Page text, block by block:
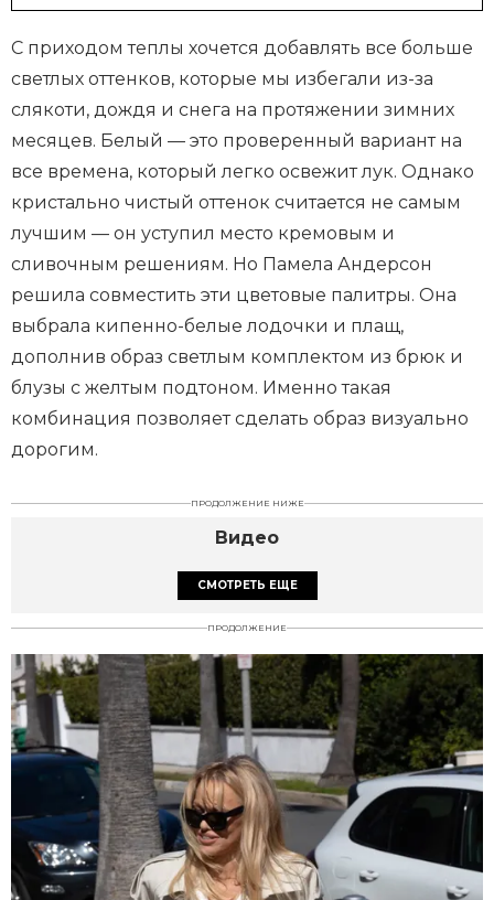
С приходом теплы хочется добавлять все больше
светлых оттенков, которые мы избегали из-за
слякоти, дождя и снега на протяжении зимних
месяцев. Белый — это проверенный вариант на
все времена, который легко освежит лук. Однако
кристально чистый оттенок считается не самым
лучшим — он уступил место кремовым и
сливочным решениям. Но Памела Андерсон
решила совместить эти цветовые палитры. Она
выбрала кипенно-белые лодочки и плащ,
дополнив образ светлым комплектом из брюк и
блузы с желтым подтоном. Именно такая
комбинация позволяет сделать образ визуально
дорогим.
ПРОДОЛЖЕНИЕ НИЖЕ
Видео
СМОТРЕТЬ ЕЩЕ
ПРОДОЛЖЕНИЕ